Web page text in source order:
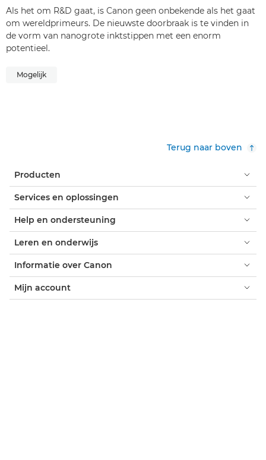
Als het om R&D gaat, is Canon geen onbekende als het gaat
om wereldprimeurs. De nieuwste doorbraak is te vinden in
de vorm van nanogrote inktstippen met een enorm
potentieel.
Mogelijk
Terug naar boven
Producten
Services en oplossingen
Help en ondersteuning
Leren en onderwijs
Informatie over Canon
Mijn account